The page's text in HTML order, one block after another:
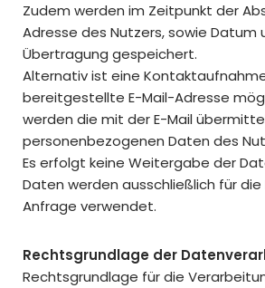
Zudem werden im Zeitpunkt der
Adresse des Nutzers, sowie Datum
Übertragung gespeichert.
Alternativ ist eine
bereitgestellte E-Mail-Adresse
werden die mit der E-Mail
personenbezogenen Daten des
Es erfolgt keine Weitergabe der
Daten werden ausschließlich für
Anfrage verwendet.
Rechtsgrundlage der
Rechtsgrundlage für die